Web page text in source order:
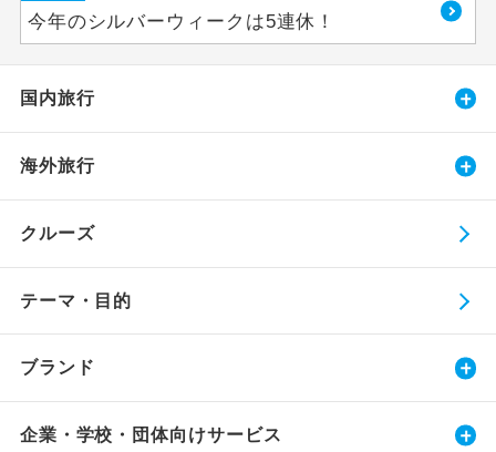
今年のシルバーウィークは5連休！
国内旅行
海外旅行
クルーズ
テーマ・目的
ブランド
企業・学校・団体向けサービス